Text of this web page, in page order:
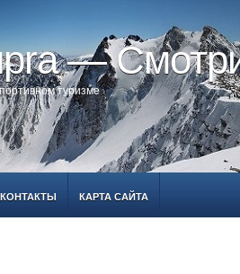
—
туризме
КОНТАКТЫ КАРТА САЙТА